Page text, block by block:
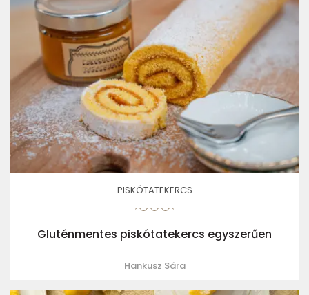
PISKÓTATEKERCS
Gluténmentes piskótatekercs egyszerűen
Hankusz Sára